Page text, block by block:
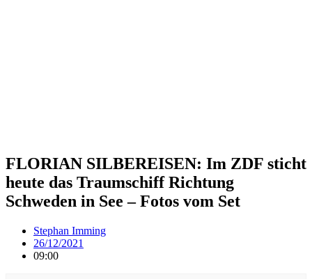
FLORIAN SILBEREISEN: Im ZDF sticht
heute das Traumschiff Richtung
Schweden in See – Fotos vom Set
Stephan Imming
26/12/2021
09:00